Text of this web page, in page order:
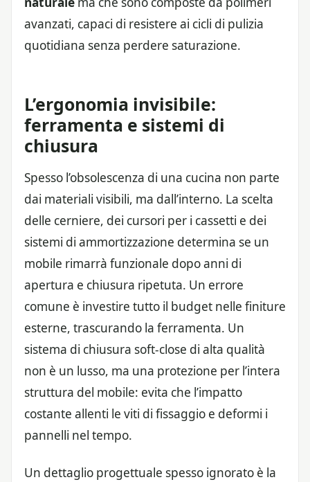
avanzati, capaci di resistere ai cicli di pulizia
quotidiana senza perdere saturazione.
L’ergonomia invisibile:
ferramenta e sistemi di
chiusura
Spesso l’obsolescenza di una cucina non parte
dai materiali visibili, ma dall’interno. La scelta
delle cerniere, dei cursori per i cassetti e dei
sistemi di ammortizzazione determina se un
mobile rimarrà funzionale dopo anni di
apertura e chiusura ripetuta. Un errore
comune è investire tutto il budget nelle finiture
esterne, trascurando la ferramenta. Un
sistema di chiusura soft-close di alta qualità
non è un lusso, ma una protezione per l’intera
struttura del mobile: evita che l’impatto
costante allenti le viti di fissaggio e deformi i
pannelli nel tempo.
Un dettaglio progettuale spesso ignorato è la